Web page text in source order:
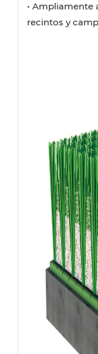
• Ampliamente
recintos y